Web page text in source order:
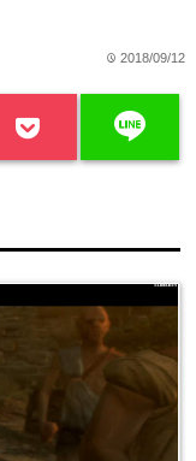
time 2018/09/12
line